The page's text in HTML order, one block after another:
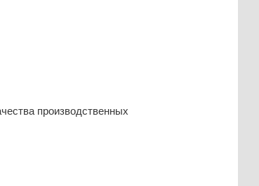
производственных